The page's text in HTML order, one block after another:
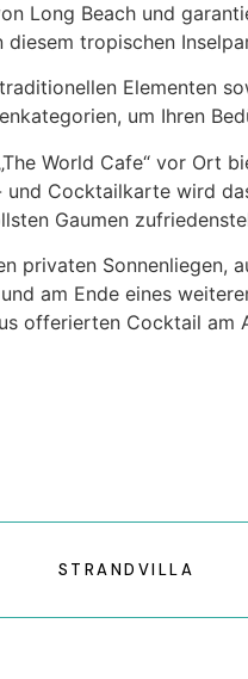
Long Beach und
diesem tropischen
Elementen
um Ihren
World Cafe“ vor Ort
Cocktailkarte wird
Gaumen
privaten Sonnenliegen,
am Ende eines
offerierten Cocktail am
STRANDVILLA